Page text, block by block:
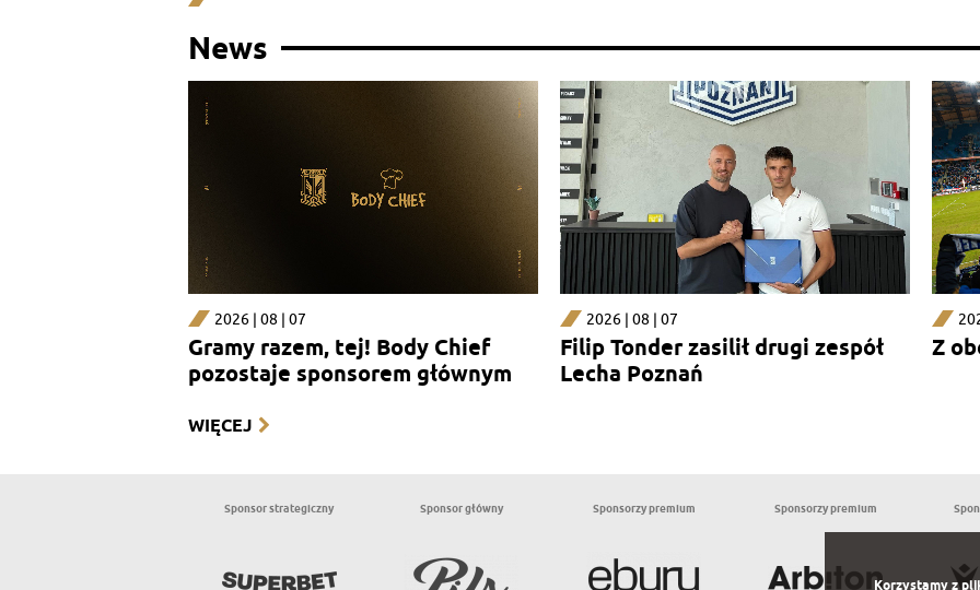
News
2026 | 08 | 07
Gramy razem, tej! Body Chief
pozostaje sponsorem głównym
2026 | 08 | 07
Filip Tonder zasilił drugi zespół
Lecha Poznań
Z
WIĘCEJ
Sponsor strategiczny Sponsor główny Sponsorzy premium Sponsorzy premium
Korzystamy z